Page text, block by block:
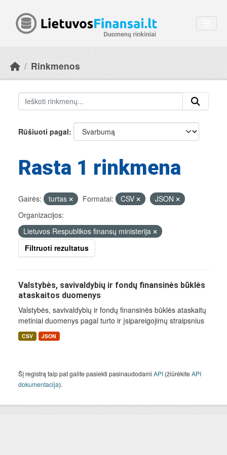
Rinkmenos
Rūšiuoti pagal
Rasta 1 rinkmena
Gairės: turtas Formatai: CSV
JSON
Organizacijos:
Lietuvos Respublikos finansų ministerija
Filtruoti rezultatus
Valstybės, savivaldybių ir fondų finansinės būklės
ataskaitos duomenys
Valstybės, savivaldybių ir fondų finansinės būklės ataskaitų
metiniai duomenys pagal turto ir įsipareigojimų straipsnius
CSV JSON
Šį registrą taip pat galite pasiekti pasinaudodami API (žiūrėkiteAPI
dokumentacija).